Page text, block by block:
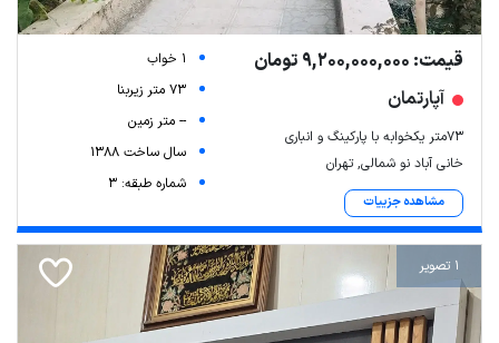
قیمت: 9,200,000,000 تومان
آپارتمان
۷۳متر یکخوابه با پارکینگ و انباری
خانی آباد نو شمالی, تهران
مشاهده جزییات
1 خواب
73 متر زیربنا
-- متر زمین
سال ساخت 1388
شماره طبقه: 3
1 تصویر